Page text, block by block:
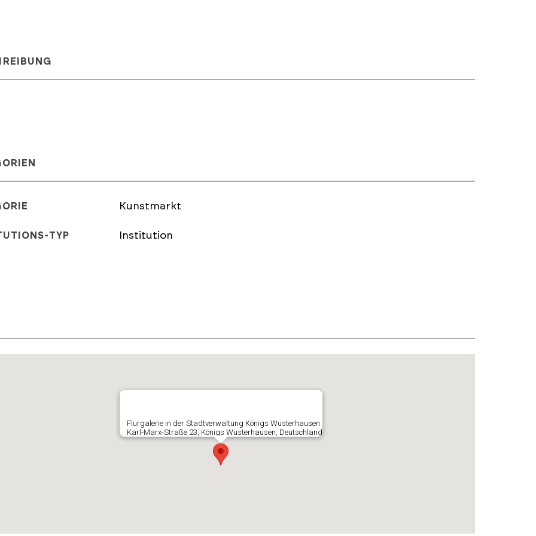
Kunstmarkt
TYP Institution
Flurgalerie in der Stadtverwaltung Königs Wusterhausen
Karl-Marx-Straße 23, Königs Wusterhausen, Deutschland